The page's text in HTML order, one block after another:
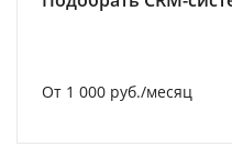
От 1 000 руб./месяц